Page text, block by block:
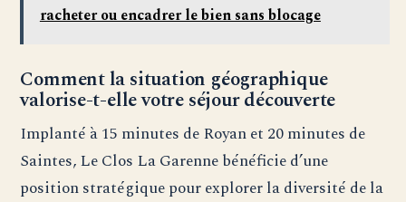
racheter ou encadrer le bien sans blocage
Comment la situation géographique
valorise-t-elle votre séjour découverte
Implanté à 15 minutes de Royan et 20 minutes de
Saintes, Le Clos La Garenne bénéficie d’une
position stratégique pour explorer la diversité de la